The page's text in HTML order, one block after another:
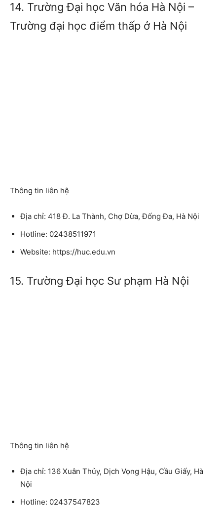
14. Trường Đại học Văn hóa Hà Nội –
Trường đại học điểm thấp ở Hà Nội
Thông tin liên hệ
Địa chỉ: 418 Đ. La Thành, Chợ Dừa, Đống Đa, Hà Nội
Hotline: 02438511971
Website: https://huc.edu.vn
15. Trường Đại học Sư phạm Hà Nội
Thông tin liên hệ
Địa chỉ: 136 Xuân Thủy, Dịch Vọng Hậu, Cầu Giấy, Hà
Nội
Hotline: 02437547823